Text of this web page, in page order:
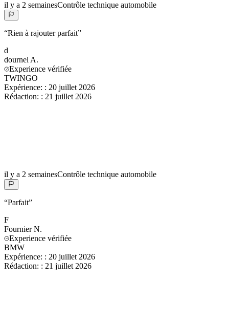
il y a 2 semainesContrôle technique automobile
“Rien à rajouter parfait”
d
dournel A.
Experience vérifiée
TWINGO
Expérience: : 20 juillet 2026
Rédaction: : 21 juillet 2026
il y a 2 semainesContrôle technique automobile
“Parfait”
F
Fournier N.
Experience vérifiée
BMW
Expérience: : 20 juillet 2026
Rédaction: : 21 juillet 2026